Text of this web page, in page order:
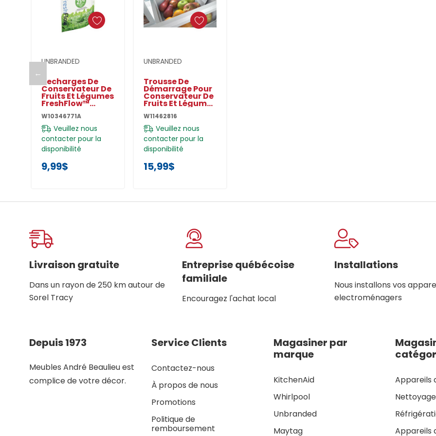
←
UNBRANDED
Recharges De
Conservateur De
Fruits Et Légumes
FreshFlow™
W10346771A
Veuillez nous
contacter pour la
disponibilité
9,99$
UNBRANDED
Trousse De
Démarrage Pour
Conservateur De
Fruits Et Légumes
W11462816
Veuillez nous
contacter pour la
disponibilité
15,99$
Livraison gratuite
Dans un rayon de 250 km autour de
Sorel Tracy
Entreprise québécoise
familiale
Encouragez l'achat local
Installations
Nous installons vos
electroménagers
Depuis 1973
Meubles André Beaulieu est
complice de votre décor.
Service Clients
Contactez-nous
À propos de nous
Promotions
Politique de
remboursement
Magasiner par
marque
KitchenAid
Whirlpool
Unbranded
Maytag
Appareils
Nettoyage
Appareils